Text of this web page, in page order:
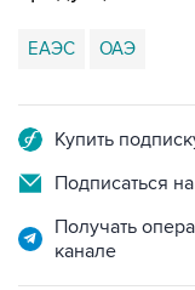
ЕАЭС ОАЭ
Купить
Подписаться
Получать
канале